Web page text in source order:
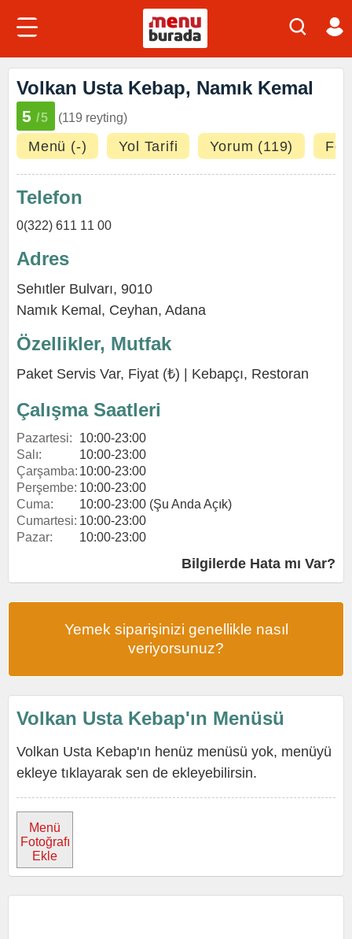
Volkan Usta Kebap, Namık Kemal
5 /5 (119 reyting)
Menü (-) Yol Tarifi Yorum (119)
Telefon
0(322) 611 11 00
Adres
Sehıtler Bulvarı, 9010
Namık Kemal , Ceyhan, Adana
Özellikler, Mutfak
Paket Servis Var, Fiyat (₺) | Kebapçı, Restoran
Çalışma Saatleri
Pazartesi:
10:00-23:00
Salı:
10:00-23:00
Çarşamba: 10:00-23:00
Perşembe: 10:00-23:00
Cuma:
10:00-23:00 (Şu Anda Açık)
Cumartesi: 10:00-23:00
Pazar:
10:00-23:00
Bilgilerde Hata mı Var?
Yemek siparişinizi genellikle nasıl
veriyorsunuz?
Volkan Usta Kebap'ın Menüsü
Volkan Usta Kebap'ın henüz menüsü yok, menüyü
ekleye tıklayarak sen de ekleyebilirsin.
Menü
Fotoğrafı
Ekle